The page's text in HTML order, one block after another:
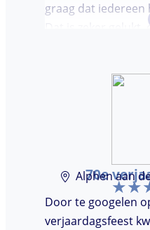
graag dat iedereen
Dat is zeker gelukt,
avondje gehad en
70e
Alphen aan
Door te googelen
verjaardagsfeest